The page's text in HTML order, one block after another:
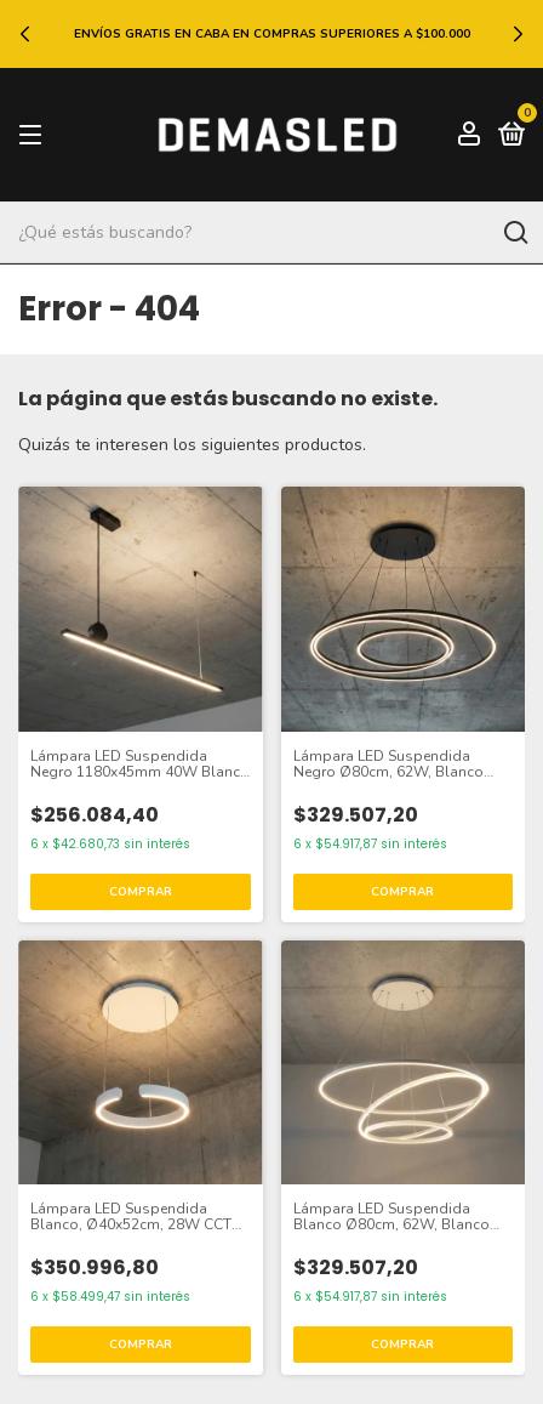
ENVÍOS GRATIS EN CABA EN COMPRAS SUPERIORES A $100.000
0
Error - 404
La página que estás buscando no existe.
Quizás te interesen los siguientes productos.
Lámpara LED Suspendida
Negro 1180x45mm 40W Blanco
$256.084,40
6 x $42.680,73 sin interés
Lámpara LED Suspendida
Negro Ø80cm, 62W, Blanco
$329.507,20
6 x $54.917,87 sin interés
Lámpara LED Suspendida
Blanco, Ø40x52cm, 28W CCT
$350.996,80
6 x $58.499,47 sin interés
Lámpara LED Suspendida
Blanco Ø80cm, 62W, Blanco
$329.507,20
6 x $54.917,87 sin interés